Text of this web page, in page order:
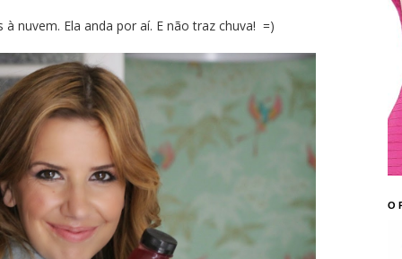
nuvem. Ela anda por aí. E não traz chuva! =)
O